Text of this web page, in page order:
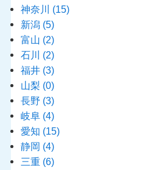
神奈川 (15)
新潟 (5)
富山 (2)
石川 (2)
福井 (3)
山梨 (0)
長野 (3)
岐阜 (4)
愛知 (15)
静岡 (4)
三重 (6)